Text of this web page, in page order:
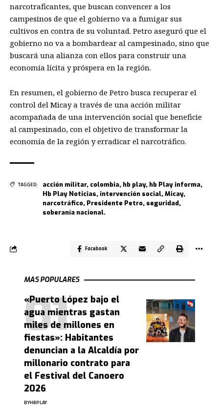
narcotraficantes, que buscan convencer a los
campesinos de que el gobierno va a fumigar sus
cultivos en contra de su voluntad. Petro aseguró que el
gobierno no va a bombardear al campesinado, sino que
buscará una alianza con ellos para construir una
economía lícita y próspera en la región.
En resumen, el gobierno de Petro busca recuperar el
control del Micay a través de una acción militar
acompañada de una intervención social que beneficie
al campesinado, con el objetivo de transformar la
economía de la región y erradicar el narcotráfico.
TAGGED: acción militar, colombia, hb play, hb Play informa,
Hb Play Noticias, intervención social,Micay,
narcotráfico, Presidente Petro, seguridad,
soberanía nacional.
Facebook
MAS POPULARES
«Puerto López bajo el
agua mientras gastan
miles de millones en
fiestas»: Habitantes
denuncian a la Alcaldía por
millonario contrato para
el Festival del Canoero
2026
BYHBPLAY